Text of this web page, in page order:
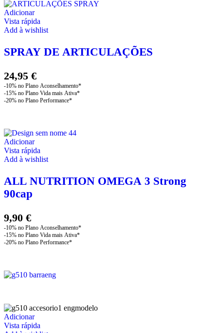
Adicionar
Vista rápida
Add à wishlist
SPRAY DE ARTICULAÇÕES
24,95 €
Adicionar
Vista rápida
Add à wishlist
ALL NUTRITION OMEGA 3 Strong
90cap
9,90 €
Adicionar
Vista rápida